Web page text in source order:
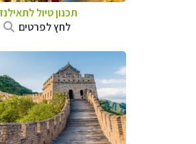
תכנון טיול
לחץ לפרטים